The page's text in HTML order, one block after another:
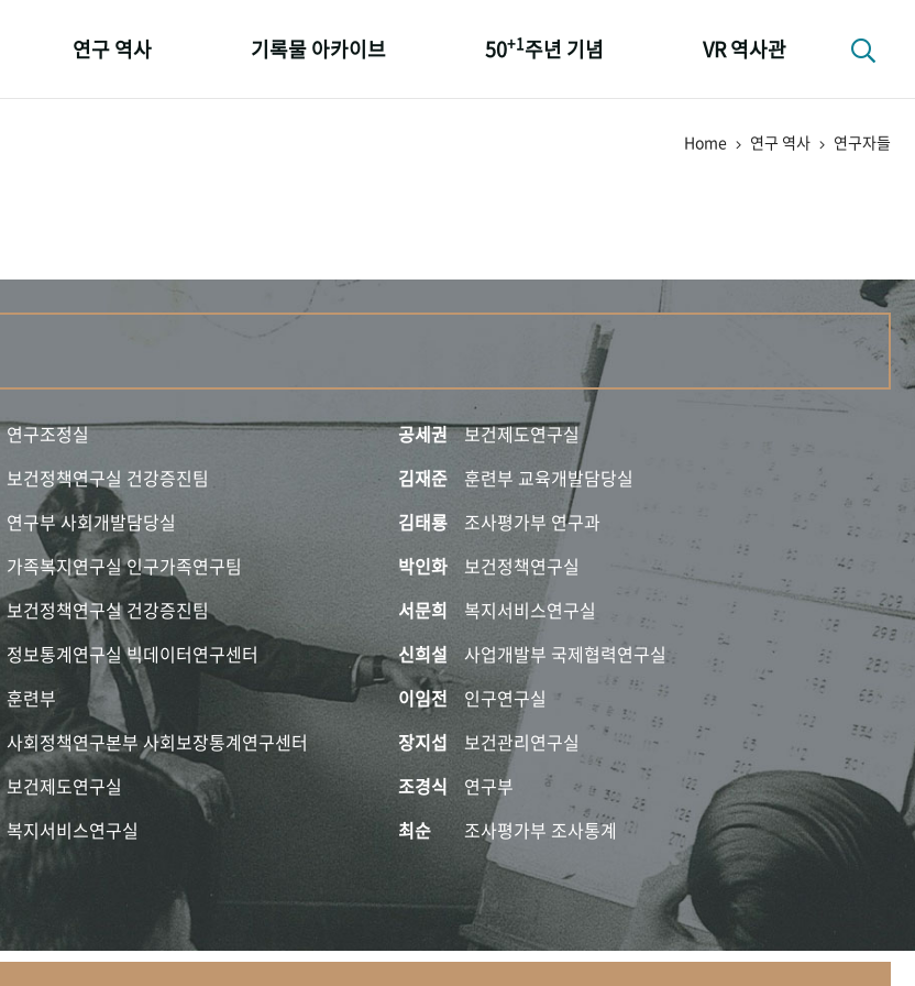
연구 역사 기록물 아카이브 50+1주년 기념 VR 역사관
Home 연구 역사 연구자들
연구조정실 공세권
보건제도연구실
보건정책연구실 건강증진팀 김재준
훈련부 교육개발담당실
연구부 사회개발담당실 김태룡
조사평가부 연구과
가족복지연구실 인구가족연구팀 박인화
보건정책연구실
보건정책연구실 건강증진팀 서문희
복지서비스연구실
정보통계연구실 빅데이터연구센터 신희설
사업개발부 국제협력연구실
훈련부 이임전
인구연구실
사회정책연구본부 사회보장통계연구센터 장지섭
보건관리연구실
보건제도연구실 조경식
연구부
복지서비스연구실 최순
조사평가부 조사통계